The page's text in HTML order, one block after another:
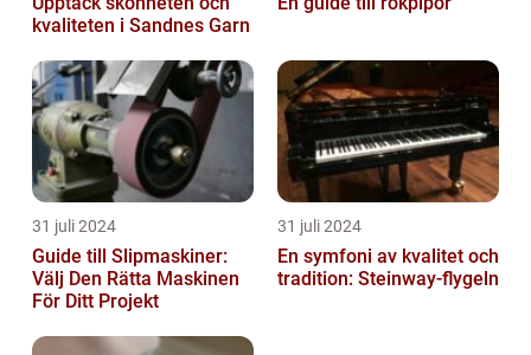
kvaliteten i Sandnes Garn
31 juli 2024
Guide till Slipmaskiner:
Välj Den Rätta Maskinen
För Ditt Projekt
31 juli 2024
En symfoni av kvalitet och
tradition: Steinway-flygeln